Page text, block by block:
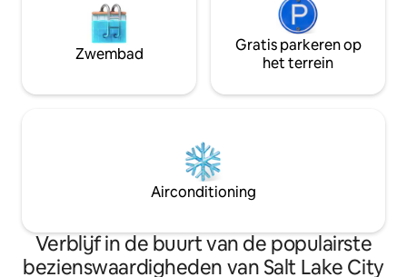
Zwembad
Gratis parkeren op
het terrein
Airconditioning
Verblijf in de buurt van de populairste
bezienswaardigheden van Salt Lake City